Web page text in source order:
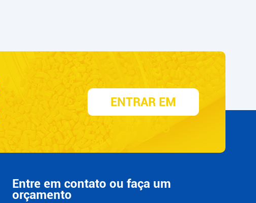
ENTRAR EM
Entre em contato ou faça um
orçamento